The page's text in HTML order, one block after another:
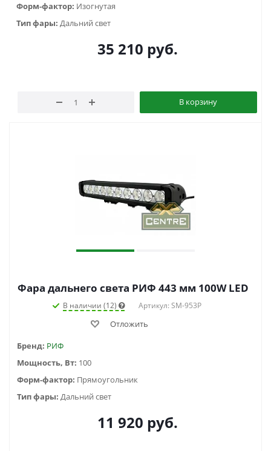
Форм-фактор: Изогнутая
Тип фары: Дальний свет
35 210 руб.
В корзину
Фара дальнего света РИФ 443 мм 100W LED
В наличии (12) Артикул: SM-953P
Отложить
Бренд: РИФ
Мощность, Вт: 100
Форм-фактор: Прямоугольник
Тип фары: Дальний свет
11 920 руб.